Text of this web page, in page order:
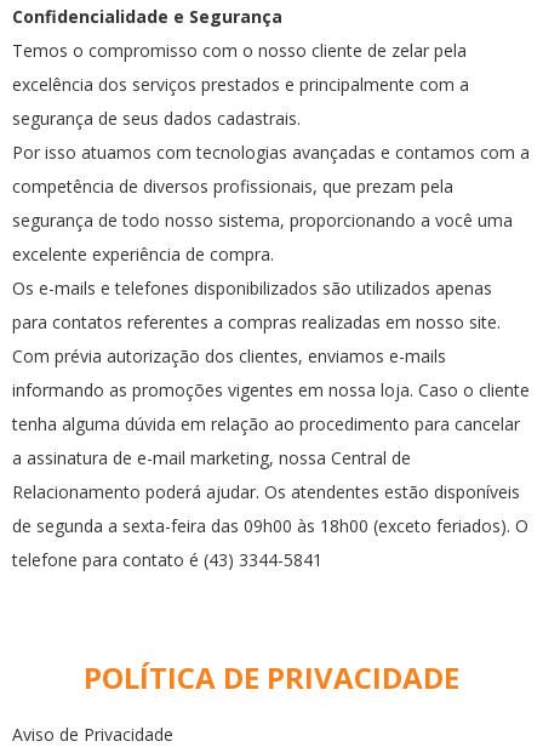
Confidencialidade e Segurança
Temos o compromisso com o nosso cliente de zelar pela
excelência dos serviços prestados e principalmente com a
segurança de seus dados cadastrais.
Por isso atuamos com tecnologias avançadas e contamos com a
competência de diversos profissionais, que prezam pela
segurança de todo nosso sistema, proporcionando a você uma
excelente experiência de compra.
Os e-mails e telefones disponibilizados são utilizados apenas
para contatos referentes a compras realizadas em nosso site.
Com prévia autorização dos clientes, enviamos e-mails
informando as promoções vigentes em nossa loja. Caso o cliente
tenha alguma dúvida em relação ao procedimento para cancelar
a assinatura de e-mail marketing, nossa Central de
Relacionamento poderá ajudar. Os atendentes estão disponíveis
de segunda a sexta-feira das 09h00 às 18h00 (exceto feriados). O
telefone para contato é (43) 3344-5841
POLÍTICA DE PRIVACIDADE
Aviso de Privacidade